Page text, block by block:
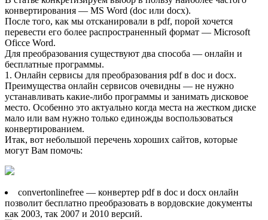
конвертирования — MS Word (doc или docx).
После того, как мы отсканировали в pdf, порой хочется
перевести его более распространенный формат — Microsoft
Oficce Word.
Для преобразования существуют два способа — онлайн и
бесплатные программы.
1. Онлайн сервисы для преобразования pdf в doc и docx.
Преимущества онлайн сервисов очевидны — не нужно
устанавливать какие-либо программы и занимать дисковое
место. Особенно это актуально когда места на жестком диске
мало или вам нужно только единожды воспользоваться
конвертированием.
Итак, вот небольшой перечень хороших сайтов, которые
могут Вам помочь:
convertonlinefree — конвертер pdf в doc и docx онлайн
позволит бесплатно преобразовать в вордовские документы
как 2003, так 2007 и 2010 версий.